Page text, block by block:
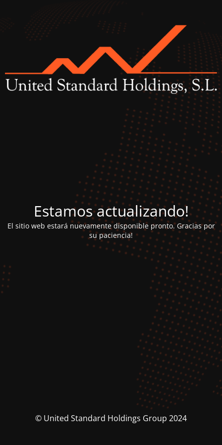
Estamos actualizando!
El sitio web estará nuevamente disponible pronto. Gracias por
su paciencia!
© United Standard Holdings Group 2024